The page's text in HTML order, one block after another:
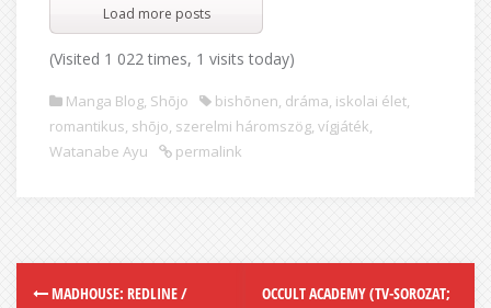
Load more posts
(Visited 1 022 times, 1 visits today)
Manga Blog, Shōjo bishōnen, dráma, iskolai élet,
romantikus, shōjo, szerelmi háromszög, vígjáték,
Watanabe Ayu
permalink
MADHOUSE: REDLINE /
OCCULT ACADEMY (TV-SOROZAT;